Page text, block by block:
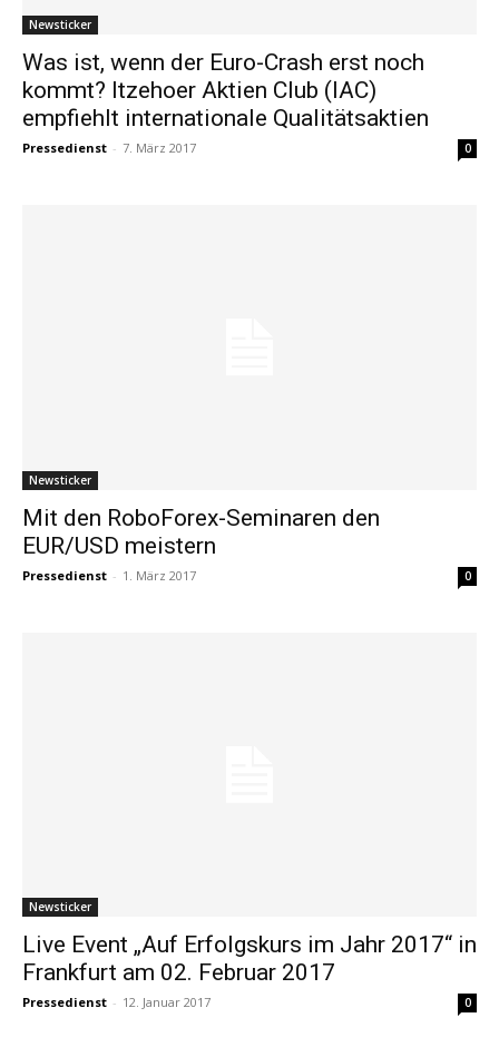
Newsticker
Was ist, wenn der Euro-Crash erst noch
kommt? Itzehoer Aktien Club (IAC)
empfiehlt internationale Qualitätsaktien
Pressedienst - 7. März 2017 0
Newsticker
Mit den RoboForex-Seminaren den
EUR/USD meistern
Pressedienst - 1. März 2017 0
Newsticker
Live Event „Auf Erfolgskurs im Jahr 2017“ in
Frankfurt am 02. Februar 2017
Pressedienst - 12. Januar 2017 0